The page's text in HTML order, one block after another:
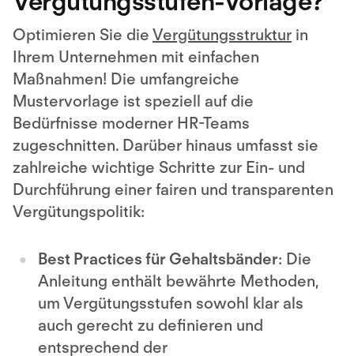
Optimieren Sie dieVergütungsstruktur in
Ihrem Unternehmen mit einfachen
Maßnahmen! Die umfangreiche
Mustervorlage ist speziell auf die
Bedürfnisse moderner HR-Teams
zugeschnitten. Darüber hinaus umfasst sie
zahlreiche wichtige Schritte zur Ein- und
Durchführung einer fairen und transparenten
Vergütungspolitik:
Best Practices für Gehaltsbänder: Die
Anleitung enthält bewährte Methoden,
um Vergütungsstufen sowohl klar als
auch gerecht zu definieren und
entsprechend der